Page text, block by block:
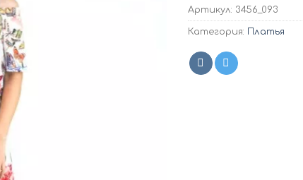
Артикул: 3456_093
Категория: Платья